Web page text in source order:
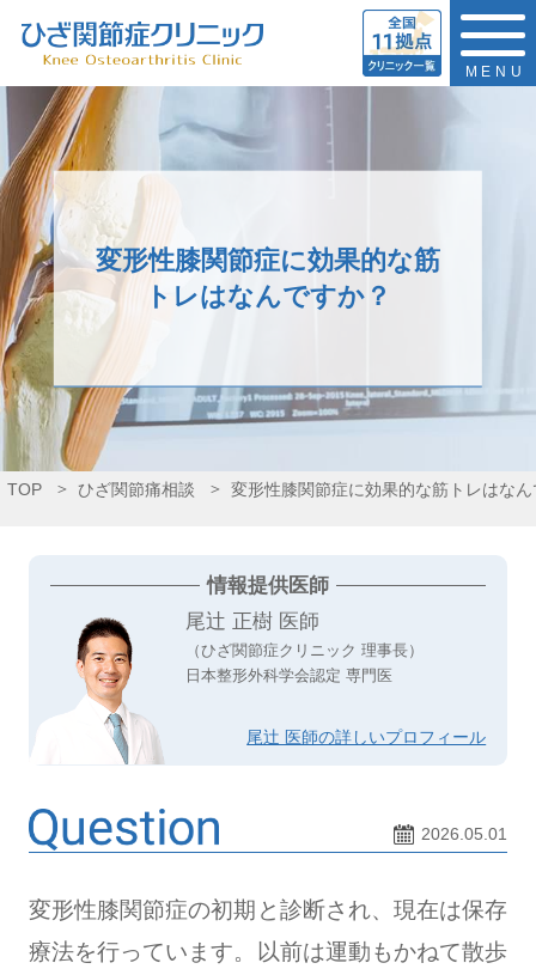
MENU
変形性膝関節症に効果的な筋
トレはなんですか？
TOP ひざ関節痛相談 変形性膝関節症に効果的な筋トレはな
情報提供医師
尾辻 正樹 医師
（ひざ関節症クリニック 理事長）
日本整形外科学会認定 専門医
尾辻 医師の詳しいプロフィール
2026.05.01
変形性膝関節症の初期と診断され、現在は保存
療法を行っています。以前は運動もかねて散歩